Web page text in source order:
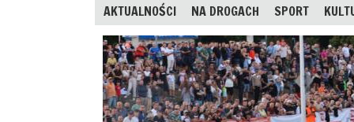
AKTUALNOŚCI NA DROGACH SPORT